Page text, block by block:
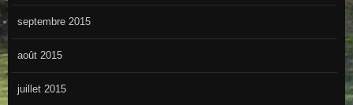
septembre 2015
août 2015
juillet 2015